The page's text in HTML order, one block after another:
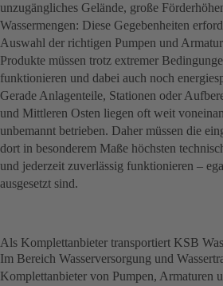
unzugängliches Gelände, große
Wassermengen: Diese Gegebenheiten
Auswahl der richtigen Pumpen und
Produkte müssen trotz extremer
funktionieren und dabei auch noch
Gerade Anlagenteile, Stationen oder
und Mittleren Osten liegen oft weit
unbemannt betrieben. Daher müssen die
dort in besonderem Maße höchsten
und jederzeit zuverlässig funktionieren –
ausgesetzt sind.
Als Komplettanbieter transportiert KSB
Im Bereich Wasserversorgung und
Komplettanbieter von Pumpen, Armaturen